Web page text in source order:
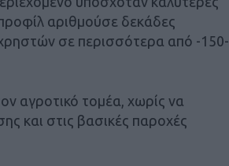
αριθμούσε δεκάδες
σε περισσότερα από -150-
αγροτικό τομέα, χωρίς να
και στις βασικές παροχές